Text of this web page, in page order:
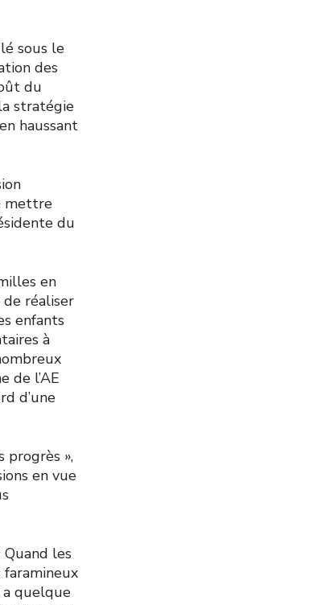
sous le
des
du
stratégie
haussant
mettre
du
en
réaliser
enfants
à
de l’AE
d’une
progrès »,
en vue
les
a quelque